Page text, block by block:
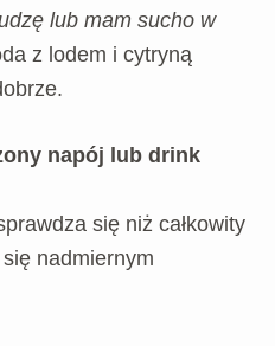
lub mam sucho w
z lodem i cytryną
napój lub drink
się niż całkowity
nadmiernym